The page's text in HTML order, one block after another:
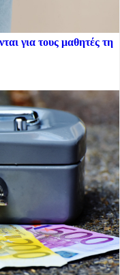
για τους μαθητές τη